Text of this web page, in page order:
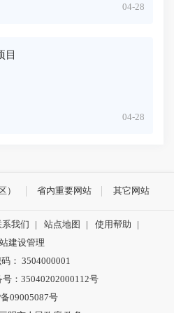
04-28
目
04-28
） 省内重要网站 其它网站
系我们 | 站点地图 | 使用帮助
|
建设管理
： 3504000001
号：35040202000112号
09005087号